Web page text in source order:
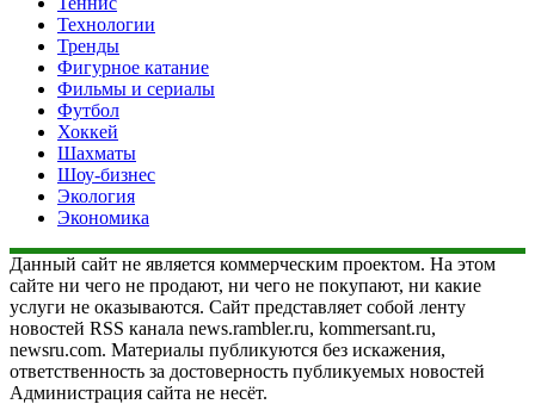
Технологии
Тренды
Фигурное катание
Фильмы и сериалы
Футбол
Хоккей
Шахматы
Шоу-бизнес
Экология
Экономика
Данный сайт не является коммерческим проектом. На этом
сайте ни чего не продают, ни чего не покупают, ни какие
услуги не оказываются. Сайт представляет собой ленту
новостей RSS канала news.rambler.ru, kommersant.ru,
newsru.com. Материалы публикуются без искажения,
ответственность за достоверность публикуемых новостей
Администрация сайта не несёт.